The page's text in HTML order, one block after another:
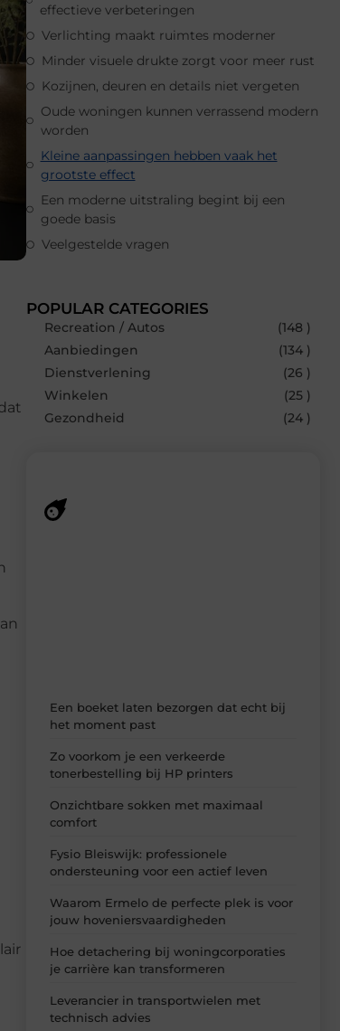
effectieve verbeteringen
Verlichting maakt ruimtes moderner
Minder visuele drukte zorgt voor meer rust
Kozijnen, deuren en details niet vergeten
Oude woningen kunnen verrassend modern
worden
Kleine aanpassingen hebben vaak het
grootste effect
Een moderne uitstraling begint bij een
goede basis
Veelgestelde vragen
POPULAR CATEGORIES
Recreation / Autos
(148 )
Aanbiedingen
(134 )
Dienstverlening
(26 )
Winkelen
(25 )
Gezondheid
(24 )
Een boeket laten bezorgen dat echt bij
het moment past
Zo voorkom je een verkeerde
tonerbestelling bij HP printers
Onzichtbare sokken met maximaal
comfort
Fysio Bleiswijk: professionele
ondersteuning voor een actief leven
Waarom Ermelo de perfecte plek is voor
jouw hoveniersvaardigheden
Hoe detachering bij woningcorporaties
je carrière kan transformeren
Leverancier in transportwielen met
technisch advies